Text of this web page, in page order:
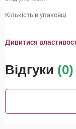
Кількість в упаковці
Дивитися
Відгуки (0)